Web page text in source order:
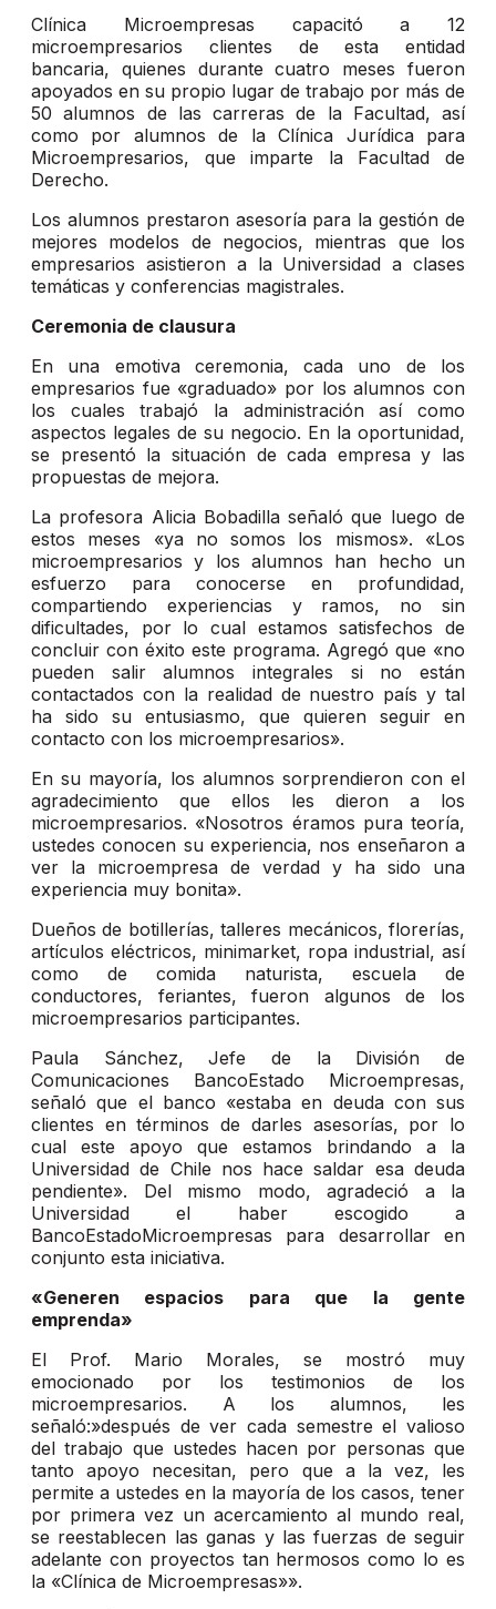
Clínica Microempresas capacitó a 12
microempresarios clientes de esta entidad
bancaria, quienes durante cuatro meses fueron
apoyados en su propio lugar de trabajo por más de
50 alumnos de las carreras de la Facultad, así
como por alumnos de la Clínica Jurídica para
Microempresarios, que imparte la Facultad de
Derecho.
Los alumnos prestaron asesoría para la gestión de
mejores modelos de negocios, mientras que los
empresarios asistieron a la Universidad a clases
temáticas y conferencias magistrales.
Ceremonia de clausura
En una emotiva ceremonia, cada uno de los
empresarios fue «graduado» por los alumnos con
los cuales trabajó la administración así como
aspectos legales de su negocio. En la oportunidad,
se presentó la situación de cada empresa y las
propuestas de mejora.
La profesora Alicia Bobadilla señaló que luego de
estos meses «ya no somos los mismos». «Los
microempresarios y los alumnos han hecho un
esfuerzo para conocerse en profundidad,
compartiendo experiencias y ramos, no sin
dificultades, por lo cual estamos satisfechos de
concluir con éxito este programa. Agregó que «no
pueden salir alumnos integrales si no están
contactados con la realidad de nuestro país y tal
ha sido su entusiasmo, que quieren seguir en
contacto con los microempresarios».
En su mayoría, los alumnos sorprendieron con el
agradecimiento que ellos les dieron a los
microempresarios. «Nosotros éramos pura teoría,
ustedes conocen su experiencia, nos enseñaron a
ver la microempresa de verdad y ha sido una
experiencia muy bonita».
Dueños de botillerías, talleres mecánicos, florerías,
artículos eléctricos, minimarket, ropa industrial, así
como de comida naturista, escuela de
conductores, feriantes, fueron algunos de los
microempresarios participantes.
Paula Sánchez, Jefe de la División de
Comunicaciones BancoEstado Microempresas,
señaló que el banco «estaba en deuda con sus
clientes en términos de darles asesorías, por lo
cual este apoyo que estamos brindando a la
Universidad de Chile nos hace saldar esa deuda
pendiente». Del mismo modo, agradeció a la
Universidad el haber escogido a
BancoEstadoMicroempresas para desarrollar en
conjunto esta iniciativa.
«Generen espacios para que la gente
emprenda»
El Prof. Mario Morales, se mostró muy
emocionado por los testimonios de los
microempresarios. A los alumnos, les
señaló:»después de ver cada semestre el valioso
del trabajo que ustedes hacen por personas que
tanto apoyo necesitan, pero que a la vez, les
permite a ustedes en la mayoría de los casos, tener
por primera vez un acercamiento al mundo real,
se reestablecen las ganas y las fuerzas de seguir
adelante con proyectos tan hermosos como lo es
la «Clínica de Microempresas»».